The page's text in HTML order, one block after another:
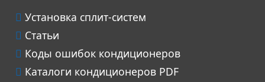
Установка сплит-систем
Статьи
Коды ошибок кондиционеров
Каталоги кондиционеров PDF